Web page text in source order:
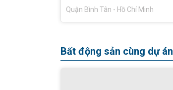
HỒNG RIÊNG, NHẬN NHÀ mới mẻ Ở
cũng như CHO THUÊ NGAY.
Quận Bình Tân - Hồ Chí Minh
Bất động sản cùng dự án